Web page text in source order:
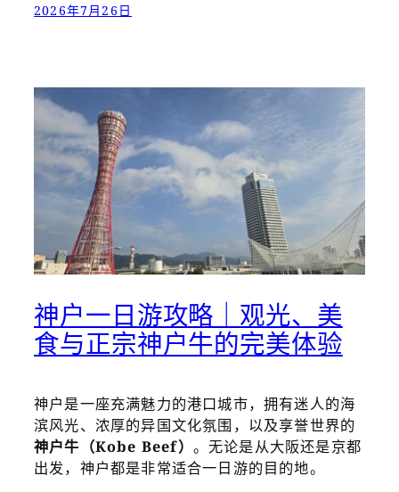
2026年7月26日
神户一日游攻略｜观光、美
食与正宗神户牛的完美体验
神户是一座充满魅力的港口城市，拥有迷人的海
滨风光、浓厚的异国文化氛围，以及享誉世界的
神户牛（Kobe Beef） 。无论是从大阪还是京都
出发，神户都是非常适合一日游的目的地。